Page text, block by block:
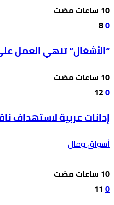
0
8
“الأشغال” تنهي العمل
0
12
إدانات عربية لاستهداف
أسواق ومال
0
11